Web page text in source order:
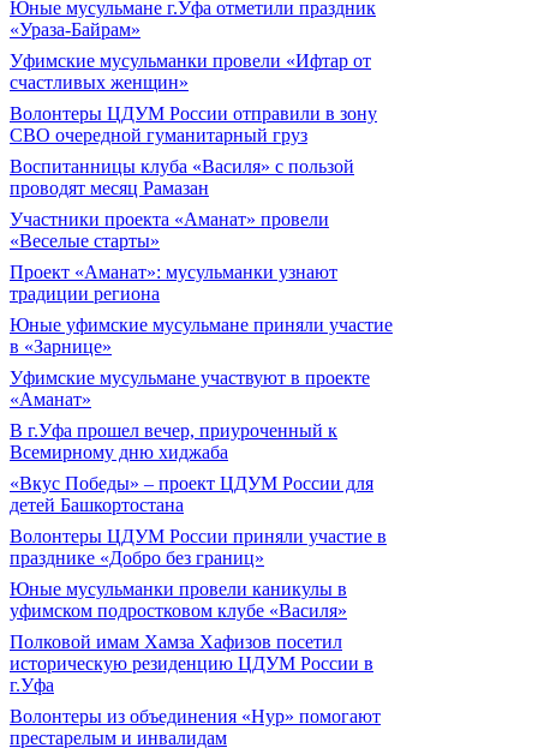
Юные мусульмане г.Уфа отметили праздник
«Ураза-Байрам»
Уфимские мусульманки провели «Ифтар от
счастливых женщин»
Волонтеры ЦДУМ России отправили в зону
СВО очередной гуманитарный груз
Воспитанницы клуба «Василя» с пользой
проводят месяц Рамазан
Участники проекта «Аманат» провели
«Веселые старты»
Проект «Аманат»: мусульманки узнают
традиции региона
Юные уфимские мусульмане приняли участие
в «Зарнице»
Уфимские мусульмане участвуют в проекте
«Аманат»
В г.Уфа прошел вечер, приуроченный к
Всемирному дню хиджаба
«Вкус Победы» – проект ЦДУМ России для
детей Башкортостана
Волонтеры ЦДУМ России приняли участие в
празднике «Добро без границ»
Юные мусульманки провели каникулы в
уфимском подростковом клубе «Василя»
Полковой имам Хамза Хафизов посетил
историческую резиденцию ЦДУМ России в
г.Уфа
Волонтеры из объединения «Нур» помогают
престарелым и инвалидам